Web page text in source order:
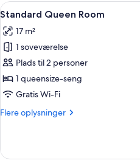
Indlæs
alle
billeder
af
Standard
Queen
Room
10
Standard Queen Room
17 m²
1 soveværelse
Plads til 2 personer
1 queensize-seng
Gratis Wi-Fi
Flere oplysninger
Flere
Queen